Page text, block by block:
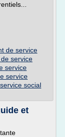
de service
service
service
service
social
et